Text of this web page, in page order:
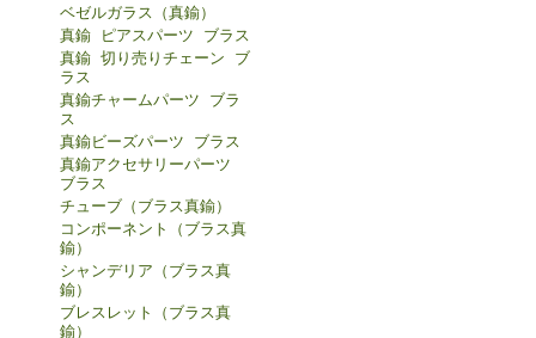
ベゼルガラス（真鍮）
真鍮 ピアスパーツ ブラス
真鍮 切り売りチェーン ブ
ラス
真鍮チャームパーツ ブラ
ス
真鍮ビーズパーツ ブラス
真鍮アクセサリーパーツ
ブラス
チューブ（ブラス真鍮）
コンポーネント（ブラス真
鍮）
シャンデリア（ブラス真
鍮）
ブレスレット（ブラス真
鍮）